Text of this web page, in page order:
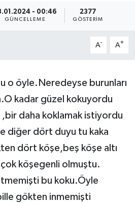
- 00:46
GÜNCELLEME
2377
GÖSTERIM
A- A+
o öyle.Neredeyse burunları
kadar güzel kokuyordu
,bir daha koklamak istiyordu
diğer dört duyu tu kaka
dört köşe,beş köşe altı
köşegenli olmuştu.
bu koku.Öyle
gökten inmemişti